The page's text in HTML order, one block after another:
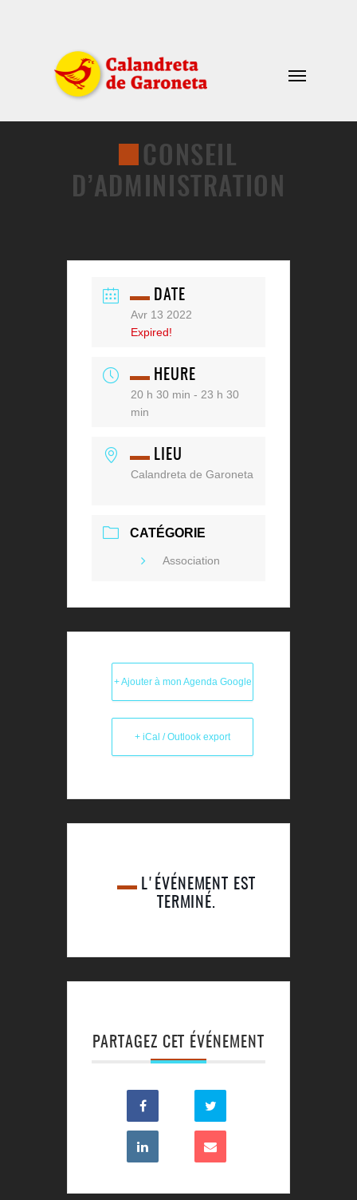
CONSEIL
D’ADMINISTRATION
DATE
Avr 13 2022
Expired!
HEURE
20 h 30 min - 23 h 30
min
LIEU
Calandreta de Garoneta
CATÉGORIE
Association
+ Ajouter à mon Agenda Google
+ iCal / Outlook export
L'ÉVÉNEMENT EST
TERMINÉ.
PARTAGEZ CET ÉVÉNEMENT